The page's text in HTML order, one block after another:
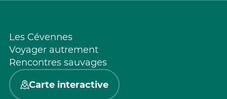
Les Cévennes
Voyager autrement
Rencontres sauvages
Carte interactive